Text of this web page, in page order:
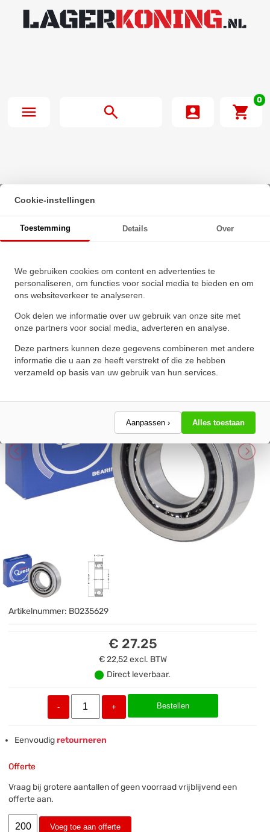
0
Beginpagina·
Nachi Hoekcontactlager Eenrijig 7306 B (30x72x19mm)
Cookie-instellingen
Toestemming Details Over
We gebruiken cookies om content en advertenties te
personaliseren, om functies voor social media te bieden en om
ons websiteverkeer te analyseren.
Ook delen we informatie over uw gebruik van onze site met
onze partners voor social media, adverteren en analyse.
Deze partners kunnen deze gegevens combineren met andere
informatie die u aan ze heeft verstrekt of die ze hebben
verzameld op basis van uw gebruik van hun services.
Aanpassen › Alles toestaan
Nachi Hoekcontactlager Eenrijig
7306 B (30x72x19mm)
★★★★★
★★★★★
Schrijf een review!
Artikelnummer: BO235629
€ 27.25
€ 22,52excl. BTW
Direct leverbaar.
- + Bestellen
Eenvoudigretourneren
Offerte
Vraag bij grotere aantallen of geen voorraad vrijblijvend een
offerte aan.
Voeg toe aan offerte